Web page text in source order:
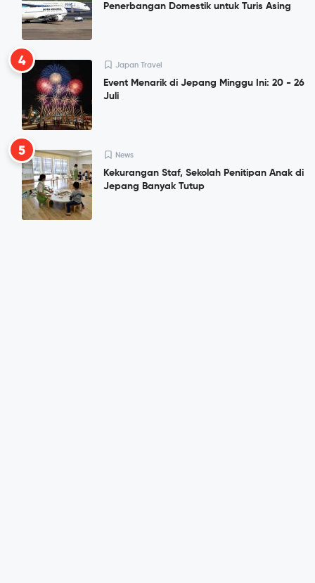
Penerbangan Domestik untuk Turis Asing
4 Japan Travel
Event Menarik di Jepang Minggu Ini: 20 - 26
Juli
5 News
Kekurangan Staf, Sekolah Penitipan Anak di
Jepang Banyak Tutup